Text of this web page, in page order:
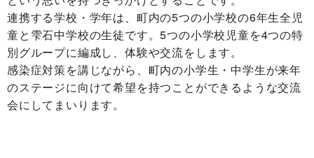
連携する学校・学年は、町内の5つの小学校の6年生全児
童と雫石中学校の生徒です。5つの小学校児童を4つの特
別グループに編成し、体験や交流をします。
感染症対策を講じながら、町内の小学生・中学生が来年
のステージに向けて希望を持つことができるような交流
会にしてまいります。